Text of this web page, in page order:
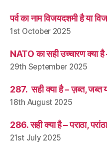
पर्व का नाम विजयदशमी है या
1st October 2025
NATO का सही उच्चारण क्या है
29th September 2025
287. सही क्या है – ज़ब्त, जब्त
18th August 2025
286. सही क्या है – पराठा,
21st July 2025